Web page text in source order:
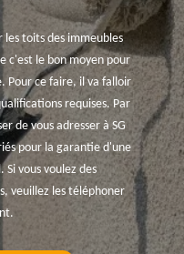
les toits des immeubles
c'est le bon moyen pour
Pour ce faire, il va falloir
requises. Par
de vous adresser à SG
pour la garantie d'une
vous voulez des
veuillez les téléphoner